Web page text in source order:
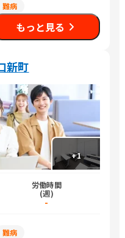
難病
もっと見る
新町
+1
労働時間
(週)
-
難病